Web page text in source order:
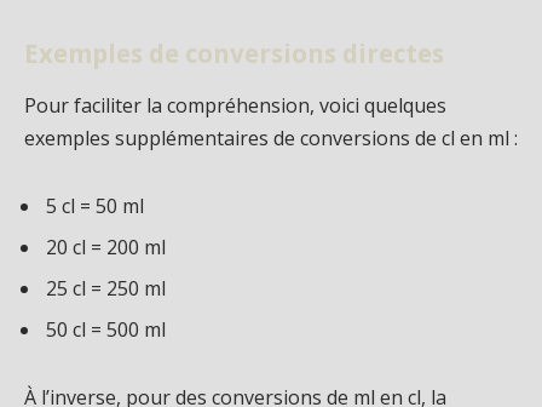
Exemples de conversions directes
Pour faciliter la compréhension, voici quelques
exemples supplémentaires de conversions de cl en ml :
5 cl = 50 ml
20 cl = 200 ml
25 cl = 250 ml
50 cl = 500 ml
À l’inverse, pour des conversions de ml en cl, la